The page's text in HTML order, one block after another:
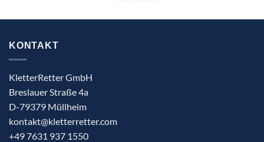
KONTAKT
KletterRetter GmbH
Breslauer Straße 4a
D-79379 Müllheim
kontakt@kletterretter.com
+49 7631 937 1550